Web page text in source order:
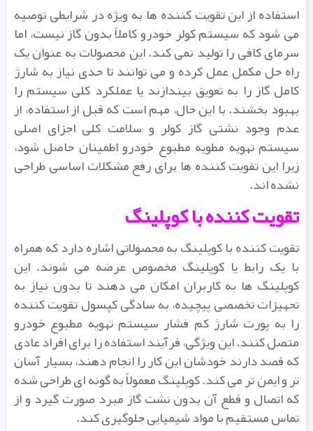
استفاده از این تقویت کننده ها به ویژه در شرایطی توصیه
می شود که سیستم کولر خودرو کاملاً بدون گاز نیست، اما
سرمای کافی را تولید نمی کند. این محصولات به عنوان یک
راه حل مکمل عمل کرده و می توانند تا حدی نیاز به شارژ
کامل گاز را به تعویق بیندازند یا عملکرد کلی سیستم را
بهبود بخشند. با این حال، مهم است که قبل از استفاده، از
عدم وجود نشتی گاز کولر و سلامت کلی اجزای اصلی
سیستم تهویه مطویه مطبوع خودرو اطمینان حاصل شود،
زیرا این تقویت کننده ها برای رفع مشکلات اساسی طراحی
نشده اند.
تقویت کننده با کوپلینگ
تقویت کننده با کوپلینگ به محصولاتی اشاره دارد که همراه
با یک رابط یا کوپلینگ مخصوص عرضه می شوند. این
کوپلینگ ها به کاربران امکان می دهند تا بدون نیاز به
تجهیزات تخصصی پیچیده، به سادگی کپسول تقویت کننده
را به پورت شارژ کم فشار سیستم تهویه مطبوع خودرو
متصل کنند. این ویژگی، فرآیند استفاده را برای افراد عادی
که قصد دارند خودشان این کار را انجام دهند، بسیار آسان
تر و ایمن تر می کند. کوپلینگ معمولاً به گونه ای طراحی شده
که اتصال و قطع آن بدون نشت گاز مبرد صورت گیرد و از
تماس مستقیم با مواد شیمیایی جلوگیری کند.